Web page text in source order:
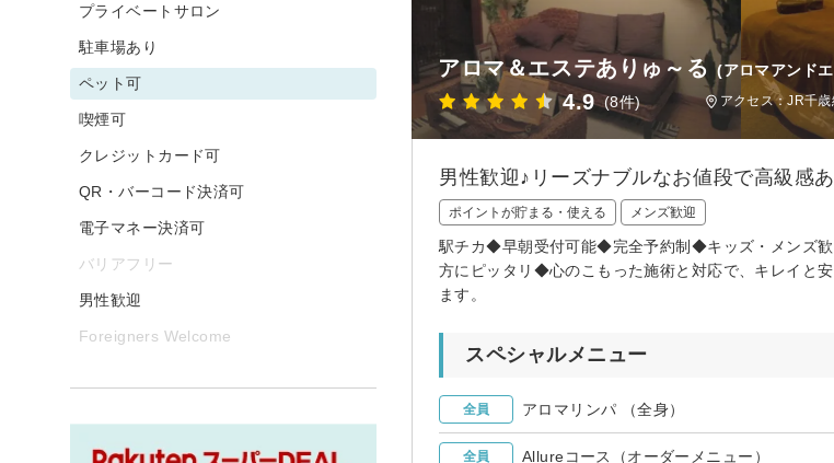
アロマ＆エステありゅ～る (アロマアンド
4.9 (8件) アクセス：JR千
男性歓迎♪リーズナブルなお値段で高級感
ポイントが貯まる・使える メンズ歓迎
駅チカ◆早朝受付可能◆完全予約制◆キッズ・メンズ
方にピッタリ◆心のこもった施術と対応で、キレイと
ます。
スペシャルメニュー
全員 アロマリンパ （全身）
全員 Allureコース（オーダーメニュー）
プライベートサロン
駐車場あり
ペット可
喫煙可
クレジットカード可
QR・バーコード決済可
電子マネー決済可
バリアフリー
男性歓迎
Foreigners Welcome